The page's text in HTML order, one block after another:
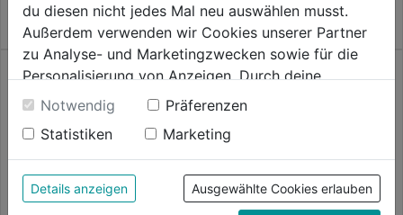
Sternen.
Sternen.
Secskantschraube Edelstahl
DIN931
Sechskantschraube verz.
DIN933-8.8
du diesen nicht jedes Mal neu auswählen musst.
Außerdem verwenden wir Cookies unserer Partner
zu Analyse- und Marketingzwecken sowie für die
Personalisierung von Anzeigen. Durch deine
Einwilligung werden die Daten von Drittanbieter,
unter anderem auch in den USA, verarbeitet.
Durch Klick auf "Alle Cookies erlauben" stimmst du
der Verwendung aller Cookies zu. Unter "Details
anzeigen" findest du alle Infos zu den
unterschiedlichen Cookies, unter "Cookies
Notwendig
Präferenzen
Statistiken
Marketing
Details anzeigen Ausgewählte Cookies erlauben